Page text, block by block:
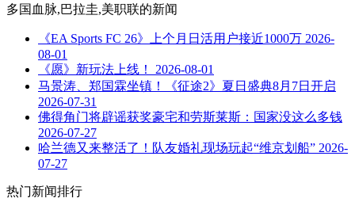
多国血脉,巴拉圭,美职联的新闻
《EA Sports FC 26》上个月日活用户接近1000万 2026-
08-01
《愿》新玩法上线！
2026-08-01
马景涛、郑国霖坐镇！《征途2》夏日盛典8月7日开启
2026-07-31
佛得角门将辟谣获奖豪宅和劳斯莱斯：国家没这么多钱
2026-07-27
哈兰德又来整活了！队友婚礼现场玩起“维京划船” 2026-
07-27
热门新闻排行